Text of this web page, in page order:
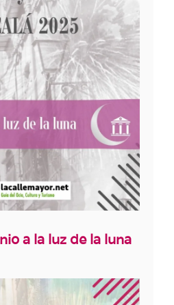
a la luz de la luna